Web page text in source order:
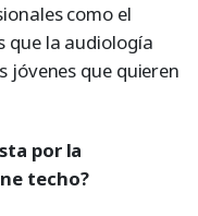
como el
que la audiología
jóvenes que quieren
por la
techo?